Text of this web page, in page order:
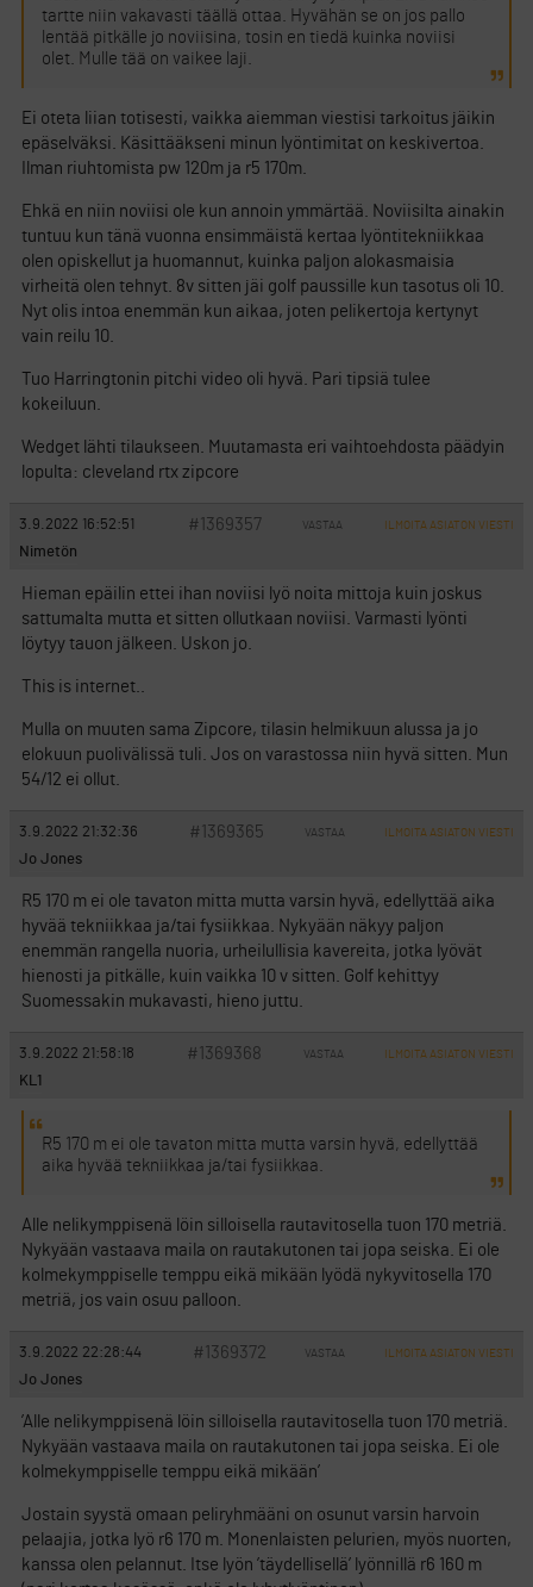
tartte niin vakavasti täällä ottaa. Hyvähän se on jos pallo
lentää pitkälle jo noviisina, tosin en tiedä kuinka noviisi
olet. Mulle tää on vaikee laji.
Ei oteta liian totisesti, vaikka aiemman viestisi tarkoitus jäikin
epäselväksi. Käsittääkseni minun lyöntimitat on keskivertoa.
Ilman riuhtomista pw 120m ja r5 170m.
Ehkä en niin noviisi ole kun annoin ymmärtää. Noviisilta ainakin
tuntuu kun tänä vuonna ensimmäistä kertaa lyöntitekniikkaa
olen opiskellut ja huomannut, kuinka paljon alokasmaisia
virheitä olen tehnyt. 8v sitten jäi golf paussille kun tasotus oli 10.
Nyt olis intoa enemmän kun aikaa, joten pelikertoja kertynyt
vain reilu 10.
Tuo Harringtonin pitchi video oli hyvä. Pari tipsiä tulee
kokeiluun.
Wedget lähti tilaukseen. Muutamasta eri vaihtoehdosta päädyin
lopulta: cleveland rtx zipcore
3.9.2022 16:52:51 #1369357 VASTAA ILMOITA ASIATON VIESTI
Nimetön
Hieman epäilin ettei ihan noviisi lyö noita mittoja kuin joskus
sattumalta mutta et sitten ollutkaan noviisi. Varmasti lyönti
löytyy tauon jälkeen. Uskon jo.
This is internet..
Mulla on muuten sama Zipcore, tilasin helmikuun alussa ja jo
elokuun puolivälissä tuli. Jos on varastossa niin hyvä sitten. Mun
54/12 ei ollut.
3.9.2022 21:32:36 #1369365 VASTAA ILMOITA ASIATON VIESTI
Jo Jones
R5 170 m ei ole tavaton mitta mutta varsin hyvä, edellyttää aika
hyvää tekniikkaa ja/tai fysiikkaa. Nykyään näkyy paljon
enemmän rangella nuoria, urheilullisia kavereita, jotka lyövät
hienosti ja pitkälle, kuin vaikka 10 v sitten. Golf kehittyy
Suomessakin mukavasti, hieno juttu.
3.9.2022 21:58:18 #1369368 VASTAA ILMOITA ASIATON VIESTI
KL1
R5 170 m ei ole tavaton mitta mutta varsin hyvä, edellyttää
aika hyvää tekniikkaa ja/tai fysiikkaa.
Alle nelikymppisenä löin silloisella rautavitosella tuon 170 metriä.
Nykyään vastaava maila on rautakutonen tai jopa seiska. Ei ole
kolmekymppiselle temppu eikä mikään lyödä nykyvitosella 170
metriä, jos vain osuu palloon.
3.9.2022 22:28:44 #1369372 VASTAA ILMOITA ASIATON VIESTI
Jo Jones
’Alle nelikymppisenä löin silloisella rautavitosella tuon 170 metriä.
Nykyään vastaava maila on rautakutonen tai jopa seiska. Ei ole
kolmekymppiselle temppu eikä mikään’
Jostain syystä omaan peliryhmääni on osunut varsin harvoin
pelaajia, jotka lyö r6 170 m. Monenlaisten pelurien, myös nuorten,
kanssa olen pelannut. Itse lyön ’täydellisellä’ lyönnillä r6 160 m